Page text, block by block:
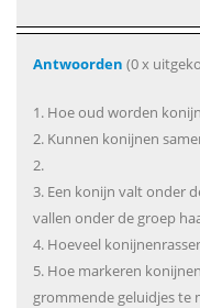
Antwoorden (0 x
1. Hoe oud worden
2. Kunnen konijnen
2.
3. Een konijn valt onder
vallen onder de groep
4. Hoeveel
5. Hoe markeren
grommende geluidjes te